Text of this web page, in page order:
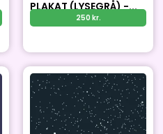
PLAKAT (LYSEGRÅ) -...
250 kr.